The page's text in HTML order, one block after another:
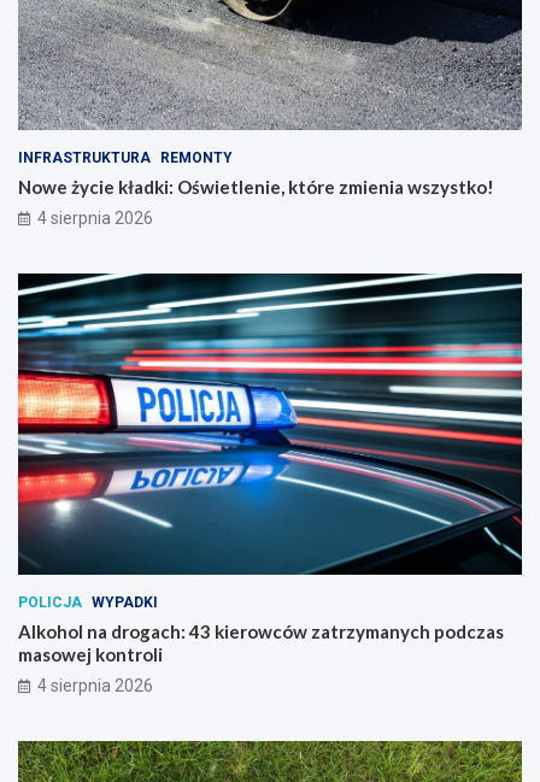
INFRASTRUKTURA REMONTY
Nowe życie kładki: Oświetlenie, które zmienia wszystko!
4 sierpnia 2026
POLICJA WYPADKI
Alkohol na drogach: 43 kierowców zatrzymanych podczas
masowej kontroli
4 sierpnia 2026